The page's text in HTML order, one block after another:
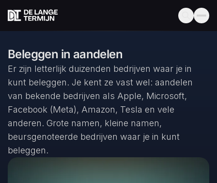
Beleggen in aandelen
Er zijn letterlijk duizenden bedrijven waar je in
kunt beleggen. Je kent ze vast wel: aandelen
van bekende bedrijven als Apple, Microsoft,
Facebook (Meta), Amazon, Tesla en vele
anderen. Grote namen, kleine namen,
beursgenoteerde bedrijven waar je in kunt
beleggen.